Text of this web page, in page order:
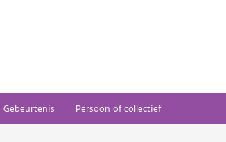
Gebeurtenis Persoon of collectief